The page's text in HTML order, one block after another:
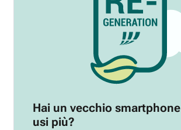
Hai un vecchio
usi più?